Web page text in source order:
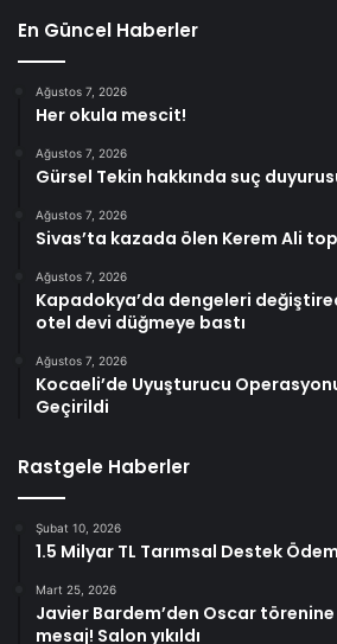
En Güncel Haberler
Ağustos 7, 2026
Her okula mescit!
Ağustos 7, 2026
Gürsel Tekin hakkında suç
Ağustos 7, 2026
Sivas’ta kazada ölen Kerem Ali
Ağustos 7, 2026
Kapadokya’da dengeleri
otel devi düğmeye bastı
Ağustos 7, 2026
Kocaeli’de Uyuşturucu
Geçirildi
Rastgele Haberler
Şubat 10, 2026
1.5 Milyar TL Tarımsal Destek
Mart 25, 2026
Javier Bardem’den Oscar
mesaj! Salon yıkıldı